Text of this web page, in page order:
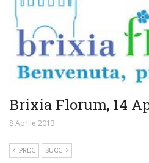
Brixia Florum, 14
8 Aprile 2013
PREC SUCC